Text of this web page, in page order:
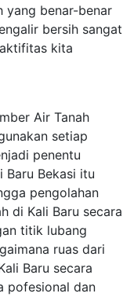
yang benar-benar
bersih sangat
kita
Air Tanah
setiap
penentu
Baru Bekasi itu
pengolahan
di Kali Baru secara
titik lubang
ruas dari
Baru secara
pofesional dan